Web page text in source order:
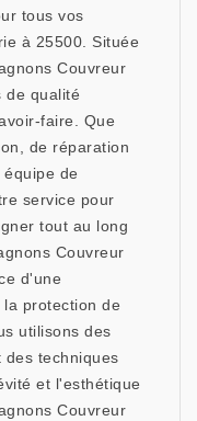
tous vos
à 25500. Située
Couvreur
de qualité
faire. Que
de réparation
de
service pour
tout au long
Couvreur
d'une
protection de
utilisons des
techniques
et l'esthétique
Couvreur